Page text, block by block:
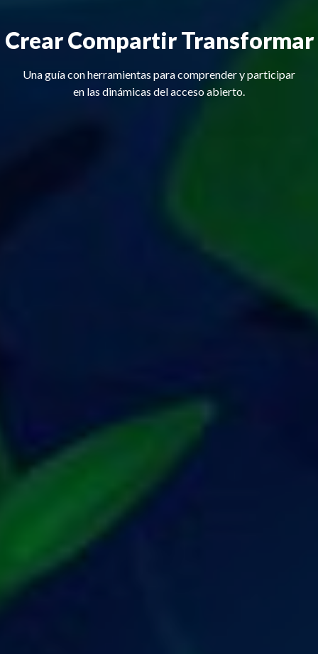
Crear Compartir Transformar
Una guía con herramientas para comprender y participar
en las dinámicas del acceso abierto.